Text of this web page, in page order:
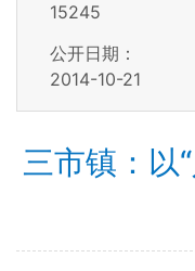
15245
公开日期：
2014-10-21
三市镇：以